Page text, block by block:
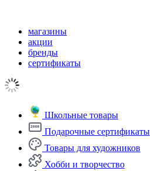
магазины
акции
бренды
сертификаты
Школьные товары
Подарочные сертификаты
Товары для художников
Хобби и творчество